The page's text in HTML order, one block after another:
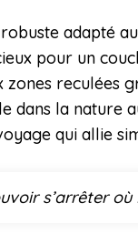
adapté
pour un
zones reculées
dans la nature
qui allie
s’arrêter